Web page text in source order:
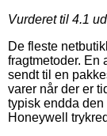
Vurderet til 4.1
De fleste
fragtmetoder. En
sendt til en
varer når der er
typisk endda
Honeywell